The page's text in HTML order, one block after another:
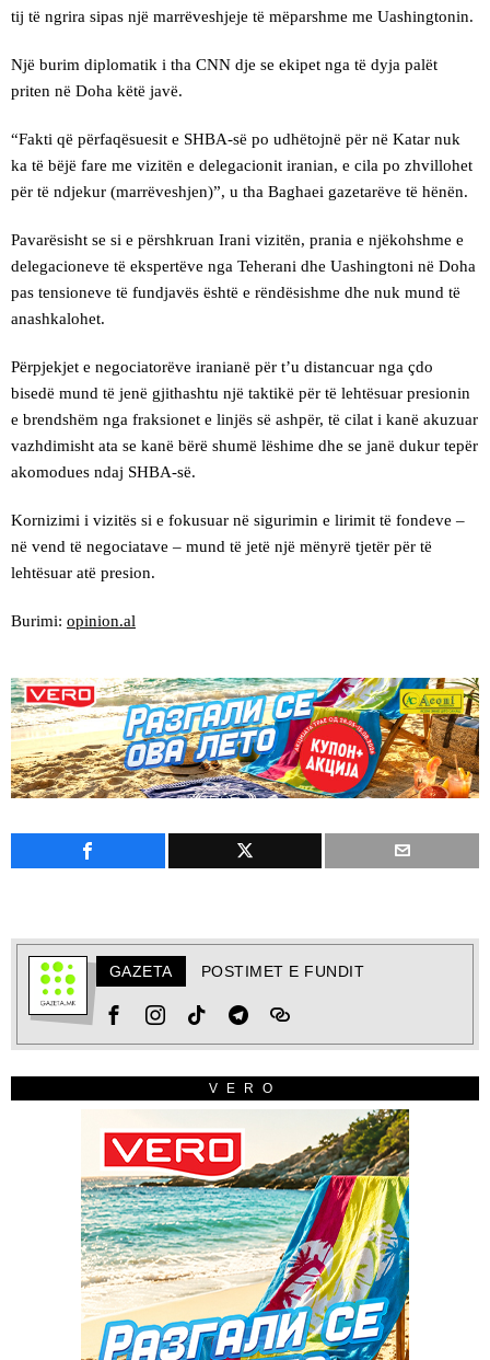
tij të ngrira sipas një marrëveshjeje të mëparshme me Uashingtonin.
Një burim diplomatik i tha CNN dje se ekipet nga të dyja palët
priten në Doha këtë javë.
“Fakti që përfaqësuesit e SHBA-së po udhëtojnë për në Katar nuk
ka të bëjë fare me vizitën e delegacionit iranian, e cila po zhvillohet
për të ndjekur (marrëveshjen)”, u tha Baghaei gazetarëve të hënën.
Pavarësisht se si e përshkruan Irani vizitën, prania e njëkohshme e
delegacioneve të ekspertëve nga Teherani dhe Uashingtoni në Doha
pas tensioneve të fundjavës është e rëndësishme dhe nuk mund të
anashkalohet.
Përpjekjet e negociatorëve iranianë për t’u distancuar nga çdo
bisedë mund të jenë gjithashtu një taktikë për të lehtësuar presionin
e brendshëm nga fraksionet e linjës së ashpër, të cilat i kanë akuzuar
vazhdimisht ata se kanë bërë shumë lëshime dhe se janë dukur tepër
akomodues ndaj SHBA-së.
Kornizimi i vizitës si e fokusuar në sigurimin e lirimit të fondeve –
në vend të negociatave – mund të jetë një mënyrë tjetër për të
lehtësuar atë presion.
Burimi: opinion.al
GAZETA POSTIMET E FUNDIT
VERO